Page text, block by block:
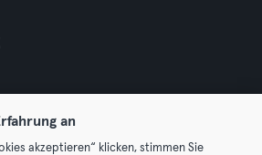
an
akzeptieren“ klicken, stimmen Sie